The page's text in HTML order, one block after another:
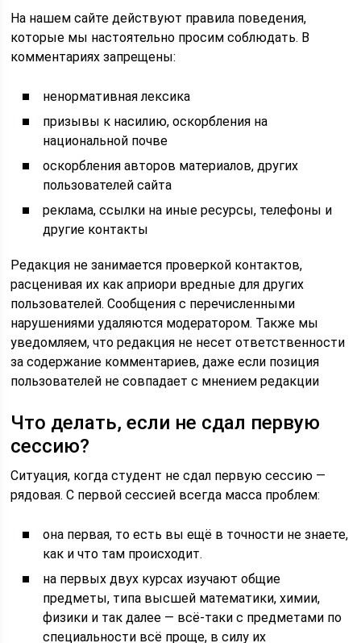
На нашем сайте действуют правила поведения,
которые мы настоятельно просим соблюдать. В
комментариях запрещены:
ненормативная лексика
призывы к насилию, оскорбления на
национальной почве
оскорбления авторов материалов, других
пользователей сайта
реклама, ссылки на иные ресурсы, телефоны и
другие контакты
Редакция не занимается проверкой контактов,
расценивая их как априори вредные для других
пользователей. Сообщения с перечисленными
нарушениями удаляются модератором. Также мы
уведомляем, что редакция не несет ответственности
за содержание комментариев, даже если позиция
пользователей не совпадает с мнением редакции
Что делать, если не сдал первую
сессию?
Ситуация, когда студент не сдал первую сессию —
рядовая. С первой сессией всегда масса проблем:
она первая, то есть вы ещё в точности не знаете,
как и что там происходит.
на первых двух курсах изучают общие
предметы, типа высшей математики, химии,
физики и так далее — всё-таки с предметами по
специальности всё проще, в силу их